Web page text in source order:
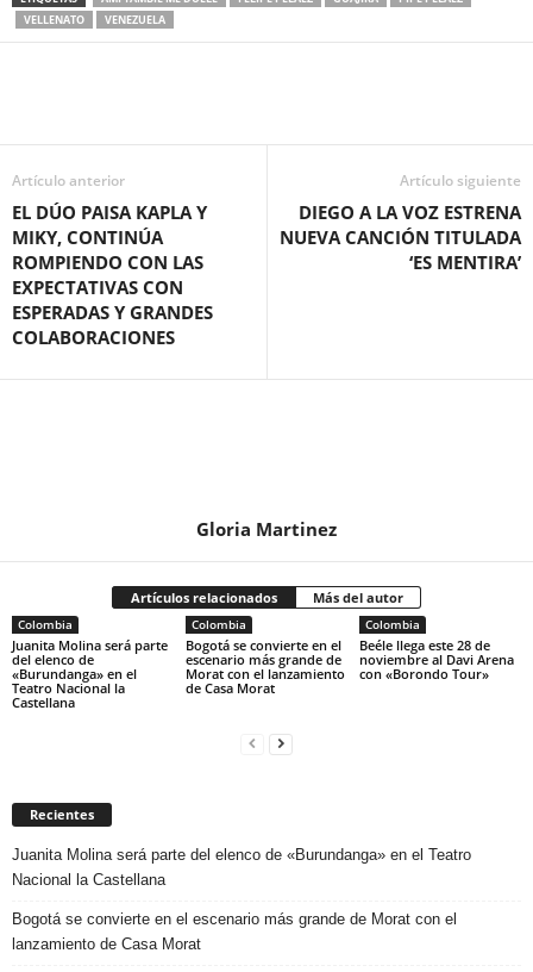
VELLENATO
VENEZUELA
Artículo anterior
EL DÚO PAISA KAPLA Y
MIKY, CONTINÚA
ROMPIENDO CON LAS
EXPECTATIVAS CON
ESPERADAS Y GRANDES
COLABORACIONES
Artículo siguiente
DIEGO A LA VOZ ESTRENA
NUEVA CANCIÓN TITULADA
‘ES MENTIRA’
Gloria Martinez
Artículos relacionados Más del autor
Colombia
Juanita Molina será parte
del elenco de
«Burundanga» en el
Teatro Nacional la
Castellana
Colombia
Bogotá se convierte en el
escenario más grande de
Morat con el lanzamiento
de Casa Morat
Colombia
Beéle llega este 28 de
noviembre al Davi Arena
con «Borondo Tour»
Recientes
Juanita Molina será parte del elenco de «Burundanga» en el Teatro
Nacional la Castellana
Bogotá se convierte en el escenario más grande de Morat con el
lanzamiento de Casa Morat